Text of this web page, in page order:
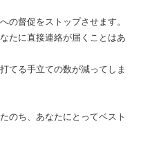
の督促をストップさせます。
たに直接連絡が届くことはあ
てる手立ての数が減ってしま
のち、あなたにとってベスト